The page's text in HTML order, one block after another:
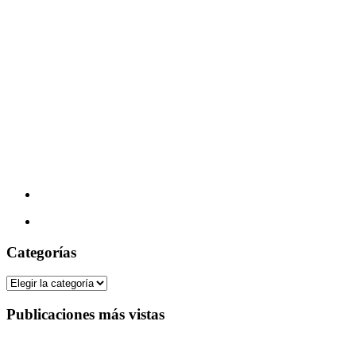
Categorías
Categorías
Publicaciones más vistas